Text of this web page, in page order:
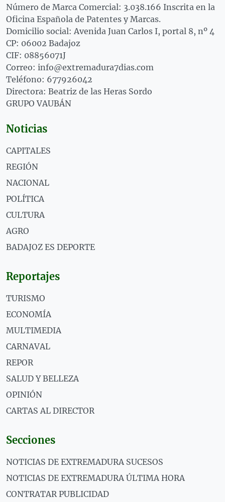
Número de Marca Comercial: 3.038.166 Inscrita en la
Oficina Española de Patentes y Marcas.
Domicilio social: Avenida Juan Carlos I, portal 8, nº 4
CP: 06002 Badajoz
CIF: 08856071J
Correo: info@extremadura7dias.com
Teléfono: 677926042
Directora: Beatriz de las Heras Sordo
GRUPO VAUBÁN
Noticias
CAPITALES
REGIÓN
NACIONAL
POLÍTICA
CULTURA
AGRO
BADAJOZ ES DEPORTE
Reportajes
TURISMO
ECONOMÍA
MULTIMEDIA
CARNAVAL
REPOR
SALUD Y BELLEZA
OPINIÓN
CARTAS AL DIRECTOR
Secciones
NOTICIAS DE EXTREMADURA SUCESOS
NOTICIAS DE EXTREMADURA ÚLTIMA HORA
CONTRATAR PUBLICIDAD